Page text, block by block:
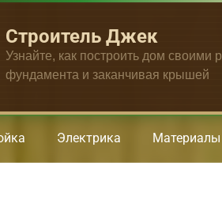
Строитель Джек
Узнайте, как построить дом своими
фундамента и заканчивая крышей
Электрика Материалы